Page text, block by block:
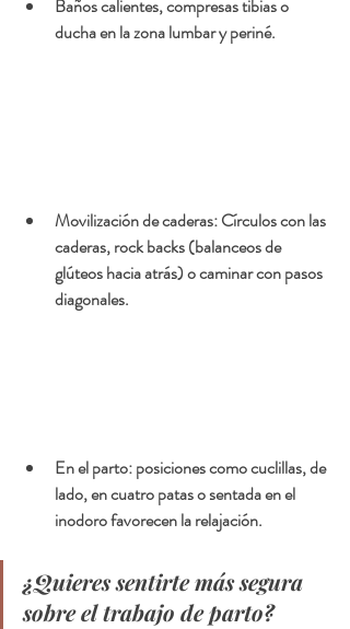
Baños calientes, compresas tibias o
ducha en la zona lumbar y periné.
Movilización de caderas: Círculos con las
caderas, rock backs (balanceos de
glúteos hacia atrás) o caminar con pasos
diagonales.
En el parto: posiciones como cuclillas, de
lado, en cuatro patas o sentada en el
inodoro favorecen la relajación.
¿Quieres sentirte más segura
sobre el trabajo de parto?